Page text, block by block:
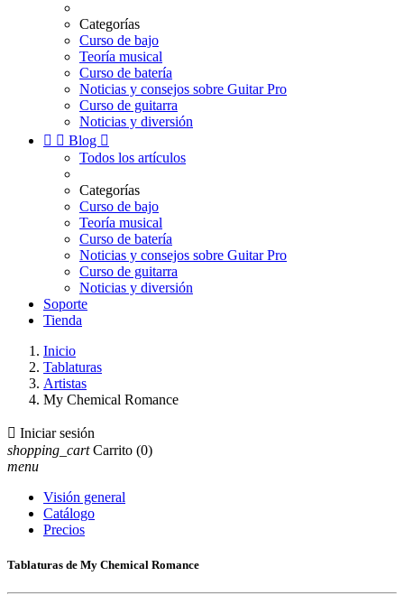
Categorías
Curso de bajo
Teoría musical
Curso de batería
Noticias y consejos sobre Guitar Pro
Curso de guitarra
Noticias y diversión
  Blog 
Todos los artículos
Categorías
Curso de bajo
Teoría musical
Curso de batería
Noticias y consejos sobre Guitar Pro
Curso de guitarra
Noticias y diversión
Soporte
Tienda
Inicio
Tablaturas
Artistas
My Chemical Romance
 Iniciar sesión
shopping_cart Carrito (0)
menu
Visión general
Catálogo
Precios
Tablaturas de My Chemical Romance